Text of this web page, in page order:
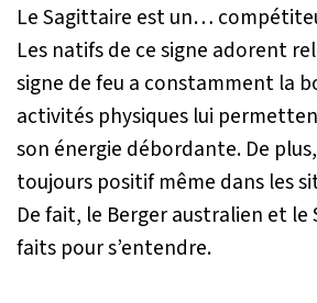
Le Sagittaire est un…
Les natifs de ce signe adorent
signe de feu a constamment la
activités physiques lui
son énergie débordante. De
toujours positif même dans les
De fait, le Berger australien et
faits pour s’entendre.